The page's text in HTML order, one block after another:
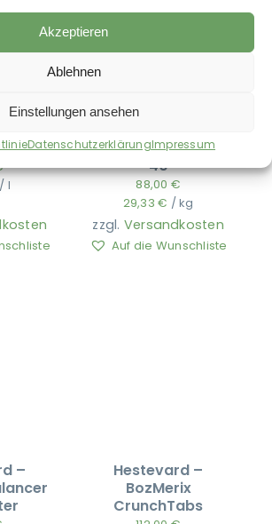
Akzeptieren
Ablehnen
Einstellungen ansehen
DatenschutzerklärungImpressum
Ability
/ l
Hestevard – Biofix-
40
88,00 €
29,33€ /kg
zzgl. Versandkosten
Auf die Wunschliste
–
Hestevard –
BozMerix
CrunchTabs